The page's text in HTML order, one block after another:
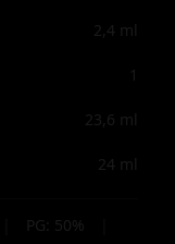
2,4 ml
1
23,6 ml
24 ml
PG: 50%